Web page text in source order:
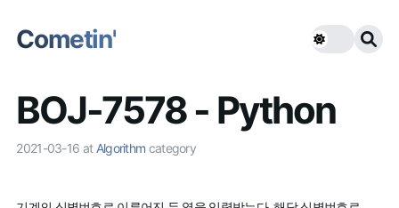
Cometin'
BOJ-7578 - Python
2021-03-16 at Algorithm category